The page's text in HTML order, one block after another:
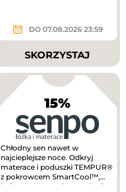
DO 07.08.2026 23:59
SKORZYSTAJ
15%
Chłodny sen nawet w
najcieplejsze noce. Odkryj
materace i poduszki TEMPUR®
z pokrowcem SmartCool™,
który pomaga odprowadzać